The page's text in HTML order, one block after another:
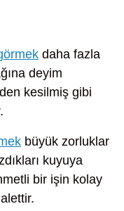
daha fazla
deyim
kesilmiş gibi
büyük zorluklar
kuyuya
bir işin kolay